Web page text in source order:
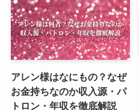
アレン様はなにもの？なぜ
お金持ちなのか収入源・パ
トロン・年収を徹底解説